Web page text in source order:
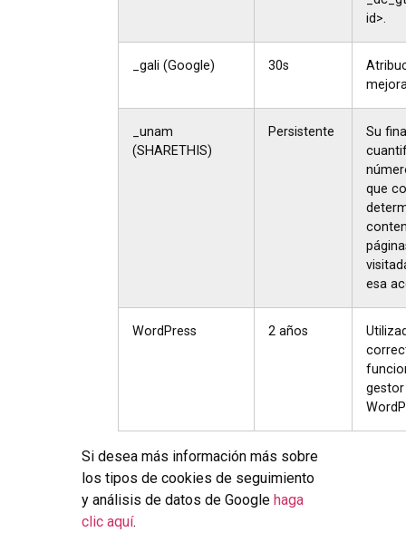
id>.
_gali (Google) 30s
_unam
(SHARETHIS)
Persistente
Su
que
esa
WordPress 2 años
Si desea más información más sobre
los tipos de cookies de seguimiento
y análisis de datos de Google haga
clic aquí.